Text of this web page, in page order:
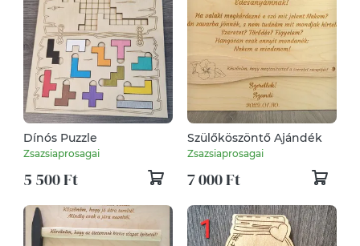
Dínós Puzzle
Zsazsiaprosagai
5 500 Ft
Szülőköszöntő Ajándék
Zsazsiaprosagai
7 000 Ft